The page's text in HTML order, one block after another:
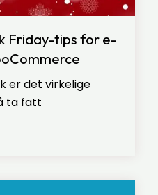
Friday-tips for e-
er det virkelige
ta fatt